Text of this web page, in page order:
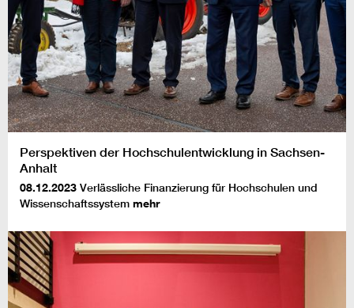
Perspektiven der Hochschulentwicklung in Sachsen-
Anhalt
08.12.2023 Verlässliche Finanzierung für Hochschulen und
Wissenschaftssystem mehr